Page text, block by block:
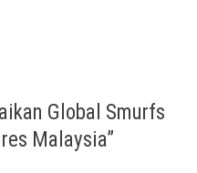
Global Smurfs
Malaysia”